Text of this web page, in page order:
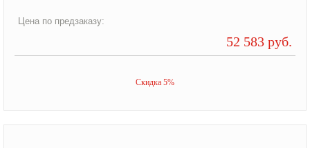
Цена по предзаказу:
52 583 руб.
Скидка 5%